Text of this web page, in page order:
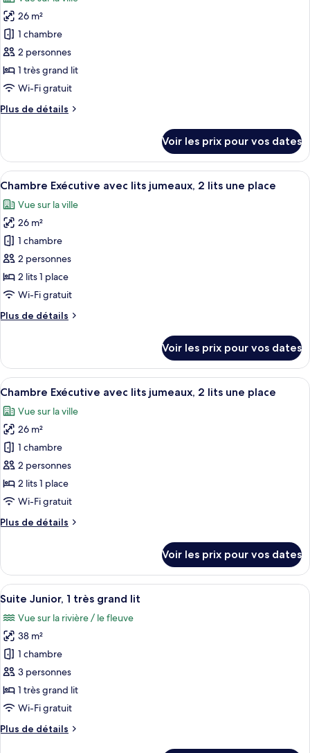
lits
une
place
Classique
avec
lits
jumeaux,
2
lits
une
photos
pour
ce
type
de
chambre :
Chambre
très
grand
lit
26 m²
1 chambre
2 personnes
1 très grand lit
Wi-Fi gratuit
Plus de détails
Plus
le
type
de
Chambre
Exécutive,
très
grand
lit
Voir les prix pour vos dates
Afficher
toutes
les
photos
pour
ce
type
de
chambre :
Chambre
lits
jumeaux,
2
lits
une
place
Literie hypoallergénique, coffres-
4
Chambre Exécutive avec lits jumeaux, 2 lits une place
Vue sur la ville
26 m²
1 chambre
2 personnes
2 lits 1 place
Wi-Fi gratuit
Plus de détails
Plus
le
type
de
Chambre
Exécutive
avec
lits
jumeaux,
2
lits
une
Voir les prix pour vos dates
Afficher
toutes
les
photos
pour
ce
type
de
chambre :
Chambre
lits
jumeaux,
2
lits
une
place
Literie hypoallergénique, coffres-
4
Chambre Exécutive avec lits jumeaux, 2 lits une place
Vue sur la ville
26 m²
1 chambre
2 personnes
2 lits 1 place
Wi-Fi gratuit
Plus de détails
Plus
le
type
de
Chambre
Exécutive
avec
lits
jumeaux,
2
lits
une
Voir les prix pour vos dates
Afficher
toutes
les
photos
pour
ce
type
de
chambre :
Suite
Une chambre d’hôtel moderne,
6
Suite Junior, 1 très grand lit
Vue sur la rivière / le fleuve
38 m²
1 chambre
3 personnes
1 très grand lit
Wi-Fi gratuit
Plus de détails
Plus